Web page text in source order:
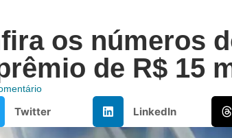
os números
de R$ 15
Twitter LinkedIn